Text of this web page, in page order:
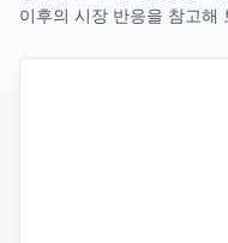
이후의 시장 반응을 참고해